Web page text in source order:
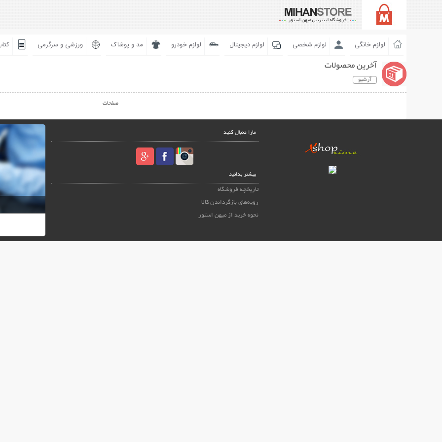
لوازم خانگی لوازم شخصی لوازم دیجیتال لوازم خودرو مد و پوشاک ورزشی و سرگرمی
آخرین محصولات
آرشیو
صفحات
مارا دنبال کنید
بیشتر بدانید
تاریخچه فروشگاه
رویه‌های بازگرداندن کالا
نحوه خرید از میهن استور